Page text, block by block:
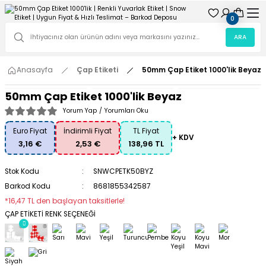
ARA
0
Anasayfa Çap Etiketi 50mm Çap Etiket 1000'lik Beyaz
50mm Çap Etiket 1000'lik Beyaz
Yorum Yap / Yorumları Oku
Euro Fiyat
3,16 €
İndirimli Fiyat
2,53 €
TL Fiyat
138,96 TL
+ KDV
Stok Kodu
SNWCPETK50BYZ
Barkod Kodu
8681855342587
*16,47 TL den başlayan taksitlerle!
ÇAP ETİKETİ RENK SEÇENEĞİ